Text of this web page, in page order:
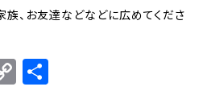
族、お友達などなどに広めてくださ
Copy